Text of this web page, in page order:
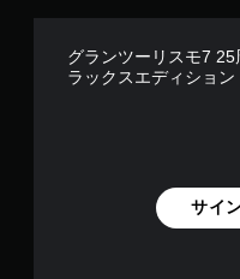
グランツーリスモ7
ラックスエディション
サイ